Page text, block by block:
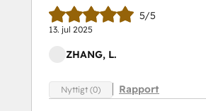
5/5
13. jul 2025
ZHANG, L.
Nyttigt (0) Rapport